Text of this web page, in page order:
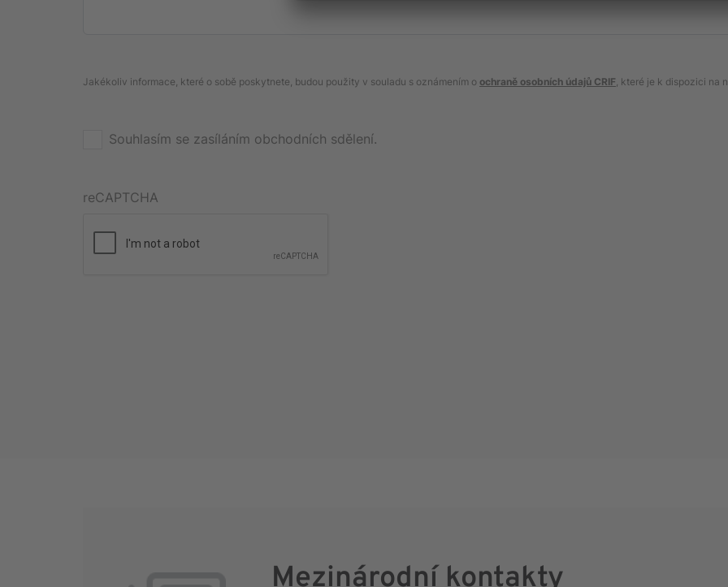
Jakékoliv informace, které o sobě poskytnete, budou použity v souladu s oznámením o ochraně osobních údajů CRIF, které je k dispozici na
Souhlasím se zasíláním obchodních sdělení.
reCAPTCHA
Mezinárodní kontakty